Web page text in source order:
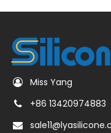
Miss Yang
+86 13420974883